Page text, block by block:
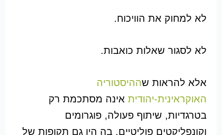
לא למחוק את הוויכוח.
לא לסגור שאלות כואבות.
אלא להראות שההיסטוריה
האוקראינית-יהודיתאינה מסתכמת רק
בטרגדיות, שיתוף פעולה, פוגרומים
וקונפליקטים פוליטיים. בה היו גם תקופות של